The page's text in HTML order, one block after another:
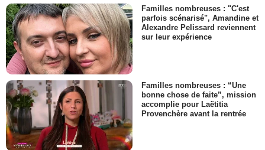
Familles nombreuses : "C'est
parfois scénarisé", Amandine et
Alexandre Pelissard reviennent
sur leur expérience
Familles nombreuses : “Une
bonne chose de faite”, mission
accomplie pour Laëtitia
Provenchère avant la rentrée